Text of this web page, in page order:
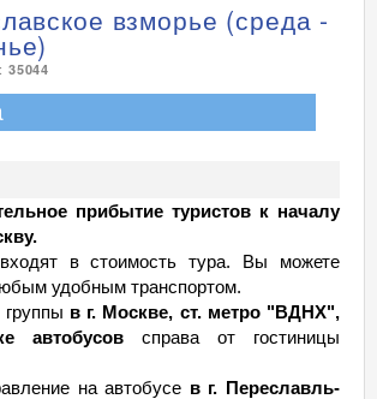
взморье (среда -
35044
прибытие туристов к началу
в стоимость тура. Вы можете
удобным транспортом.
в г. Москве, ст. метро "ВДНХ",
автобусов справа от гостиницы
на автобусе в г. Переславль-